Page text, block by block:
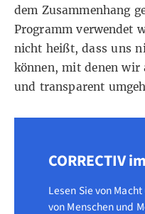
dem Zusammenhang
Programm verwendet
nicht heißt, dass uns
können, mit denen wir
und transparent
CORRECTIV
Lesen Sie von
von Menschen und